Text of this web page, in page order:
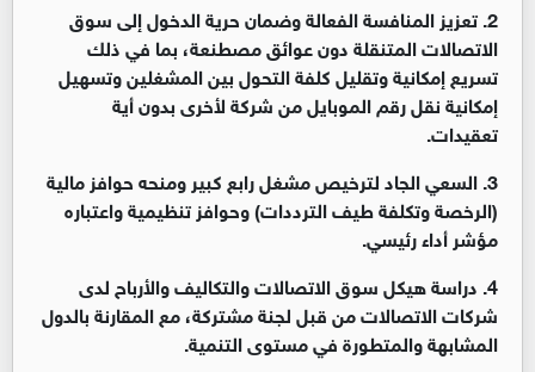
2
.تعزيز المنافسة الفعالة وضمان حرية الدخول إلى سوق
الاتصالات المتنقلة دون عوائق مصطنعة، بما في ذلك
تسريع إمكانية وتقليل كلفة التحول بين المشغلين وتسهيل
إمكانية نقل رقم الموبايل من شركة لأخرى بدون أية
تعقيدات.
3
.السعي الجاد لترخيص مشغل رابع كبير ومنحه حوافز مالية
(الرخصة وتكلفة طيف الترددات) وحوافز تنظيمية واعتباره
مؤشر أداء رئيسي.
4
. دراسة هيكل سوق الاتصالات والتكاليف والأرباح لدى
شركات الاتصالات من قبل لجنة مشتركة، مع المقارنة بالدول
المشابهة والمتطورة في مستوى التنمية.